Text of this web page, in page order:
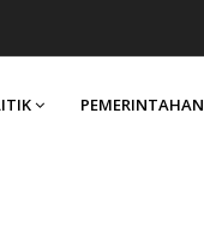
PEMERINTAHAN